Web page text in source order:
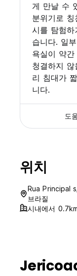
게 만날 수
분위기로
시를 탐험
습니다. 일
욕실이 약
청결하지
리 침대가
니다.
도
위치
Rua Principal
브라질
시내에서